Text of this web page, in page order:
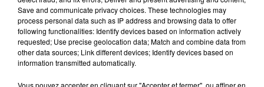
Cartoucherie
Rue Luce Boyals (face 4 ter)
Angle avenue de Grande-Bretagne/rue V Scotto
Angle avenue de Grande-Bretagne/passage
Save and communicate privacy choices. These technologies may
process personal data such as IP address and browsing data to offer
following functionalities: Identify devices based on information actively
requested; Use precise geolocation data; Match and combine data from
other data sources; Link different devices; Identify devices based on
information transmitted automatically.
Vous pouvez accepter en cliquant sur "Accepter et fermer", ou affiner en